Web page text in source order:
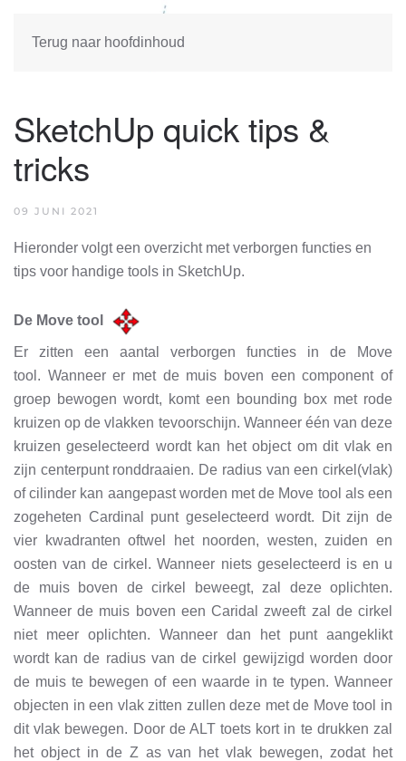
Terug naar hoofdinhoud
SketchUp quick tips &
tricks
09 JUNI 2021
Hieronder volgt een overzicht met verborgen functies en
tips voor handige tools in SketchUp.
De Move tool
Er zitten een aantal verborgen functies in de Move
tool. Wanneer er met de muis boven een component of
groep bewogen wordt, komt een bounding box met rode
kruizen op de vlakken tevoorschijn. Wanneer één van deze
kruizen geselecteerd wordt kan het object om dit vlak en
zijn centerpunt ronddraaien. De radius van een cirkel(vlak)
of cilinder kan aangepast worden met de Move tool als een
zogeheten Cardinal punt geselecteerd wordt. Dit zijn de
vier kwadranten oftwel het noorden, westen, zuiden en
oosten van de cirkel. Wanneer niets geselecteerd is en u
de muis boven de cirkel beweegt, zal deze oplichten.
Wanneer de muis boven een Caridal zweeft zal de cirkel
niet meer oplichten. Wanneer dan het punt aangeklikt
wordt kan de radius van de cirkel gewijzigd worden door
de muis te bewegen of een waarde in te typen. Wanneer
objecten in een vlak zitten zullen deze met de Move tool in
dit vlak bewegen. Door de ALT toets kort in te drukken zal
het object in de Z as van het vlak bewegen, zodat het